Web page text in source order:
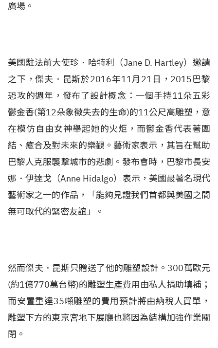
廣場。
美國駐法前大使珍．哈特利（Jane D. Hartley）邀請
之下，傑夫．昆斯於2016年11月21日，2015巴黎
恐攻的週年，發布了設計概念：一個手持11朵五彩
鬱金香(第12朵象徵失去的生命)的11公尺高雕塑，意
在模仿自由女神舉起她的火炬，而鬱金香代表著團
結、癒合及對未來的樂觀。藝術家表示，其旨在幫助
巴黎人克服襲擊城市的悲劇。發布會時，巴黎市長安
娜．伊達戈（Anne Hidalgo）表示，美國最著名現代
藝術家之一的作品，「能夠見證我們首都與美國之間
無可取代的緊密友誼」。
然而傑夫．昆斯只贈送了他的雕塑設計。300萬歐元
(約1億770萬台幣)的雕塑生產費用由私人捐助填補；
而安置重達35噸雕塑的費用預計將由納稅人買單，
雕塑下方的東京宮地下展廳也將因為結構加強作業關
閉。